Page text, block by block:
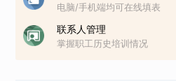
电脑/手机端均可在线填表
联系人管理
掌握职工历史培训情况